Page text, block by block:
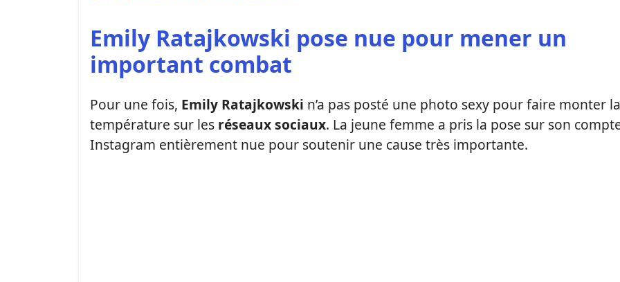
Emily Ratajkowski pose nue pour mener un
important combat
Pour une fois, Emily Ratajkowski n’a pas posté une photo sexy pour faire monter la
température sur les réseaux sociaux. La jeune femme a pris la pose sur son
Instagram entièrement nue pour soutenir une cause très importante.